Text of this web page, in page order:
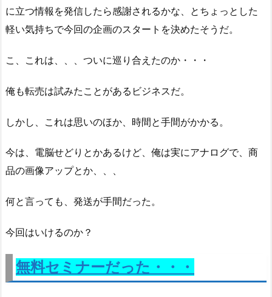
に立つ情報を発信したら感謝されるかな、とちょっとした
軽い気持ちで今回の企画のスタートを決めたそうだ。
こ、これは、、、ついに巡り合えたのか・・・
俺も転売は試みたことがあるビジネスだ。
しかし、これは思いのほか、時間と手間がかかる。
今は、電脳せどりとかあるけど、俺は実にアナログで、商
品の画像アップとか、、、
何と言っても、発送が手間だった。
今回はいけるのか？
無料セミナーだった・・・